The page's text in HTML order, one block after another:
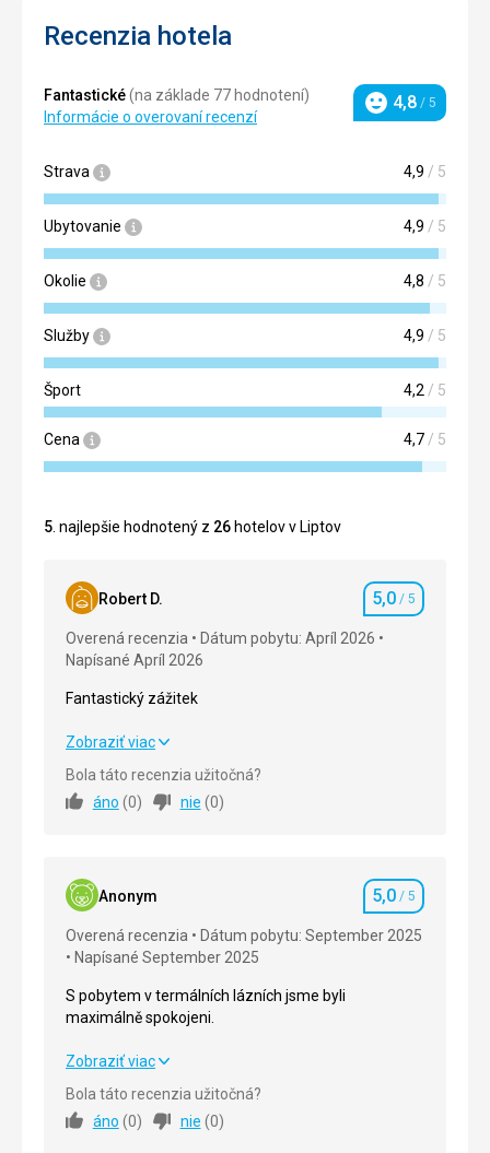
Recenzia hotela
Fantastické(na základe 77 hodnotení)
Informácie o overovaní recenzí
Hodnotenie
4,8 / 5
Strava 4,9 / 5
Ubytovanie 4,9 / 5
Okolie 4,8 / 5
Služby 4,9 / 5
Šport 4,2 / 5
Cena 4,7 / 5
5 . najlepšie hodnotený z 26 hotelov v Liptov
Robert D. Hodnotenie
5,0 / 5
Overená recenzia
Dátum pobytu: Apríl 2026
Napísané Apríl 2026
Fantastický zážitek
Fantastický zážitek
Strava
Cena 5,0/ 5
Zobraziť viac
Bola táto recenzia užitočná?
áno (0) nie (0)
Anonym Hodnotenie
5,0 / 5
Overená recenzia
Dátum pobytu: September 2025
Napísané September 2025
S pobytem v termálních lázních jsme byli
maximálně spokojeni.
S pobytem v termálních lázních jsme byli
Strava
Zobraziť viac
Bola táto recenzia užitočná?
áno (0) nie (0)